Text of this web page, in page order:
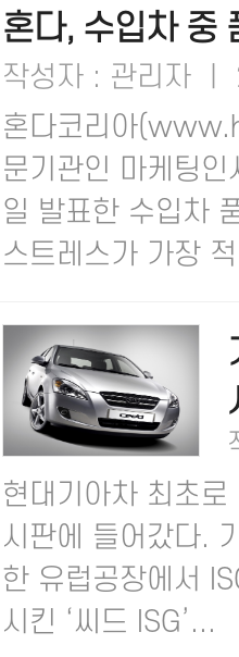
혼다, 수입차 중
작성자 : 관리자
혼다코리아
문기관인 마케팅
일 발표한 수입차
스트레스가 가장
현대기아차 최초
시판에 들어갔다.
한 유럽공장에서
시킨 ‘씨드 ISG’...